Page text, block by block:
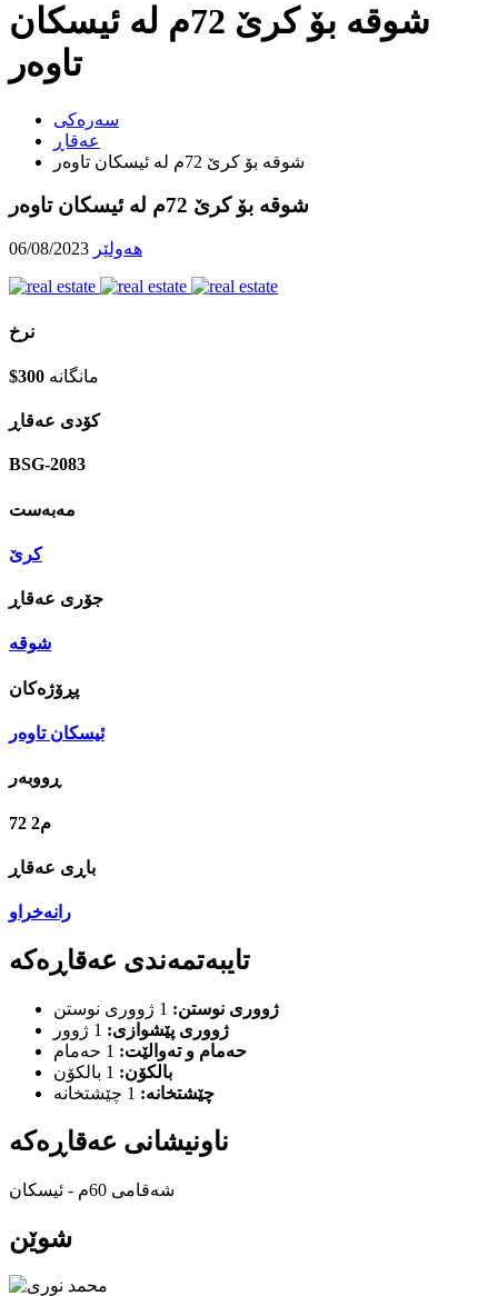
شوقە بۆ کرێ 72م لە ئیسکان
تاوەر
سه‌ره‌کی
عه‌قاڕ
شوقە بۆ کرێ 72م لە ئیسکان تاوەر
شوقە بۆ کرێ 72م لە ئیسکان تاوەر
هه‌ولێر 06/08/2023
نرخ
$300 مانگانە
كۆدی عه‌قاڕ
BSG-2083
مه‌به‌ست
کرێ
جۆری عه‌قاڕ
شوقە
پڕۆژه‌كان
ئیسکان تاوەر
ڕووبه‌ر
72 م2
رانەخراو
تایبەتمەندی عەقاڕەكە
ژووری نوستن:
ژووری پێشوازی:
حەمام و تەوالێت:
بالكۆن:
چێشتخانه‌:
شەقامی 60م - ئیسکان
شوێن